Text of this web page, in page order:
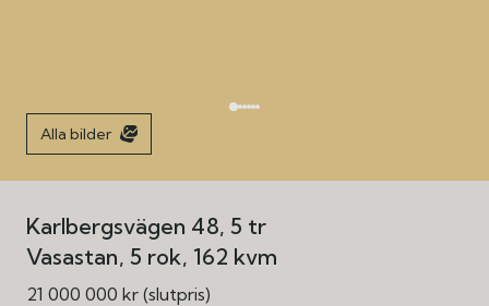
Alla bilder
Karlbergsvägen 48, 5 tr
Vasastan 5 rok 162 kvm
21 000 000 kr (slutpris)